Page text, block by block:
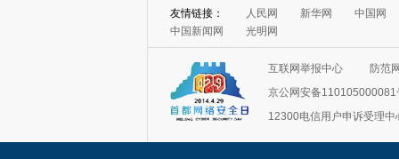
友情链接： 人民网 新华网
中国网
中国新闻网
光明网
互联网举报中心
防范
京公网安备110105000081
12300电信用户申诉受理中